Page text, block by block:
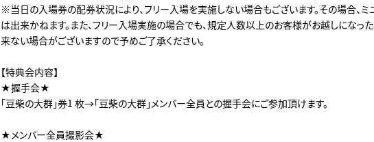
※当日の入場券の配券状況により、フリー入場を実施しない場合もございます。その場合、ミ
は出来かねます。また、フリー入場実施の場合でも、規定人数以上のお客様がお越しになっ
来ない場合がございますので予めご了承ください。
【特典会内容】
★握手会★
「豆柴の大群」券1 枚→「豆柴の大群」メンバー全員との握手会にご参加頂けます。
★メンバー全員撮影会★